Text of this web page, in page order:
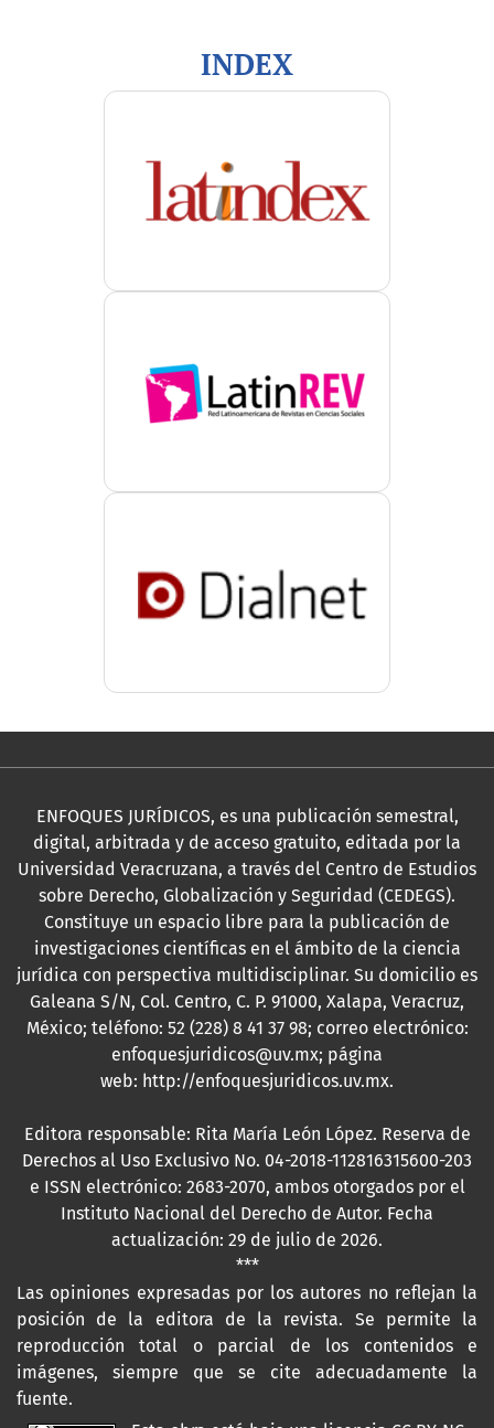
INDEX
ENFOQUES JURÍDICOS, es una publicación semestral,
digital, arbitrada y de acceso gratuito, editada por la
Universidad Veracruzana, a través del Centro de Estudios
sobre Derecho, Globalización y Seguridad (CEDEGS).
Constituye un espacio libre para la publicación de
investigaciones científicas en el ámbito de la ciencia
jurídica con perspectiva multidisciplinar. Su domicilio es
Galeana S/N, Col. Centro, C. P. 91000, Xalapa, Veracruz,
México; teléfono: 52 (228) 8 41 37 98; correo electrónico:
enfoquesjuridicos@uv.mx; página
web: http://enfoquesjuridicos.uv.mx.
Editora responsable: Rita María León López. Reserva de
Derechos al Uso Exclusivo No. 04-2018-112816315600-203
e ISSN electrónico: 2683-2070, ambos otorgados por el
Instituto Nacional del Derecho de Autor. Fecha
actualización: 29 de julio de 2026.
***
Las opiniones expresadas por los autores no reflejan la
posición de la editora de la revista. Se permite la
reproducción total o parcial de los contenidos e
imágenes, siempre que se cite adecuadamente la
fuente.